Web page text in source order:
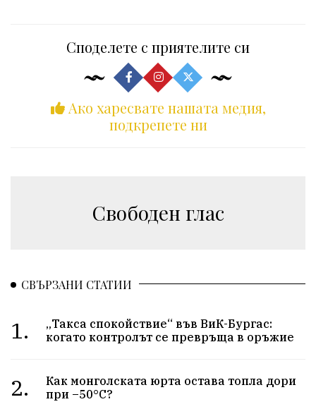
Споделете с приятелите си
Ако харесвате нашата медия,
подкрепете ни
Свободен глас
СВЪРЗАНИ СТАТИИ
1.
„Такса спокойствие“ във ВиК-Бургас:
когато контролът се превръща в оръжие
2.
Как монголската юрта остава топла дори
при –50°C?